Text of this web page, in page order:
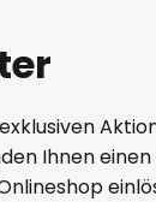
Ihnen einen